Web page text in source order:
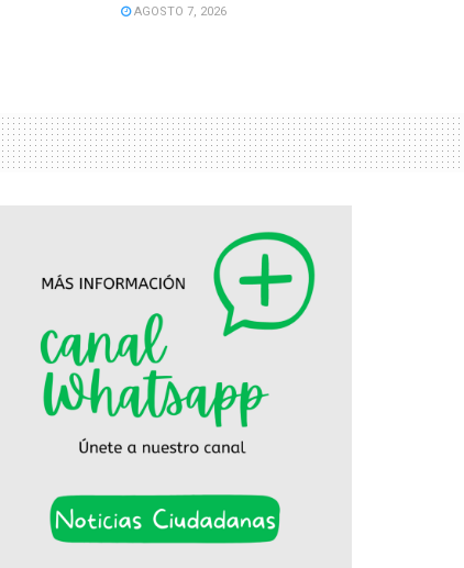
AGOSTO 7, 2026